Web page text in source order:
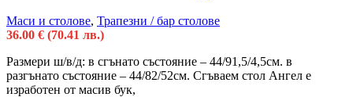
Маси и столове, Трапезни / бар столове
36.00 € (70.41 лв.)
Размери ш/в/д: в сгънато състояние – 44/91,5/4,5см. в
разгънато състояние – 44/82/52см. Сгъваем стол Ангел е
изработен от масив бук,